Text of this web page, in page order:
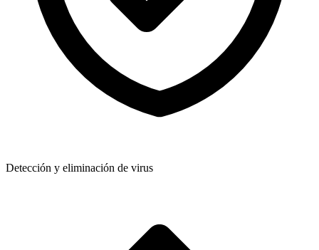
Detección y eliminación de virus